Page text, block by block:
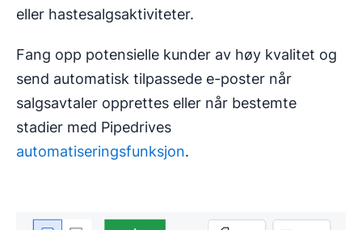
eller hastesalgsaktiviteter.
Fang opp potensielle kunder av høy kvalitet og
send automatisk tilpassede e-poster når
salgsavtaler opprettes eller når bestemte
stadier med Pipedrives
automatiseringsfunksjon.